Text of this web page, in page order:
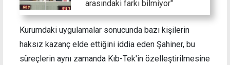
arasındaki farkı bilmiyor"
Kurumdaki uygulamalar sonucunda bazı kişilerin
haksız kazanç elde ettiğini iddia eden Şahiner, bu
süreçlerin aynı zamanda Kıb-Tek'in özelleştirilmesine